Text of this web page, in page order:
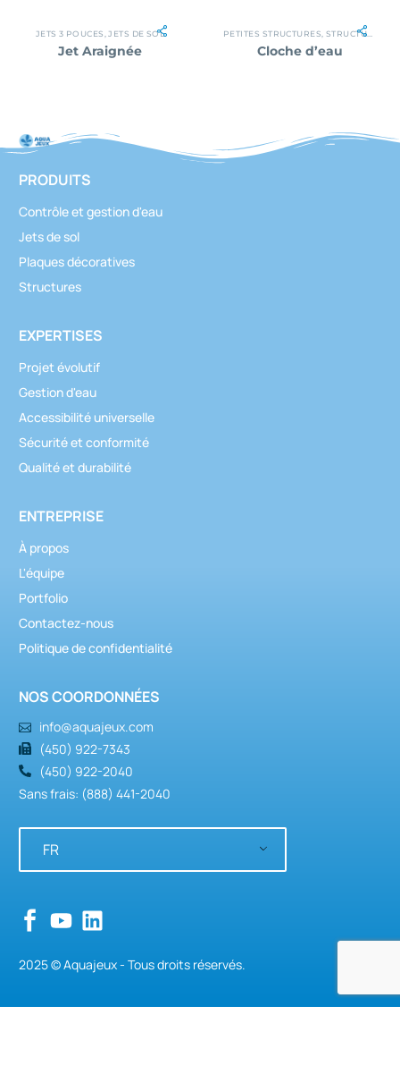
JETS 3 POUCES JETS DE SOL
Jet Araignée
PETITES STRUCTURES ,STRUCTURES
Cloche d’eau
PRODUITS
Contrôle et gestion d'eau
Jets de sol
Plaques décoratives
Structures
EXPERTISES
Projet évolutif
Gestion d'eau
Accessibilité universelle
Sécurité et conformité
Qualité et durabilité
ENTREPRISE
À propos
L'équipe
Portfolio
Contactez-nous
Politique de confidentialité
NOS COORDONNÉES
info@aquajeux.com
(450) 922-7343
(450) 922-2040
Sans frais: (888) 441-2040
FR
2025 © Aquajeux - Tous droits réservés.